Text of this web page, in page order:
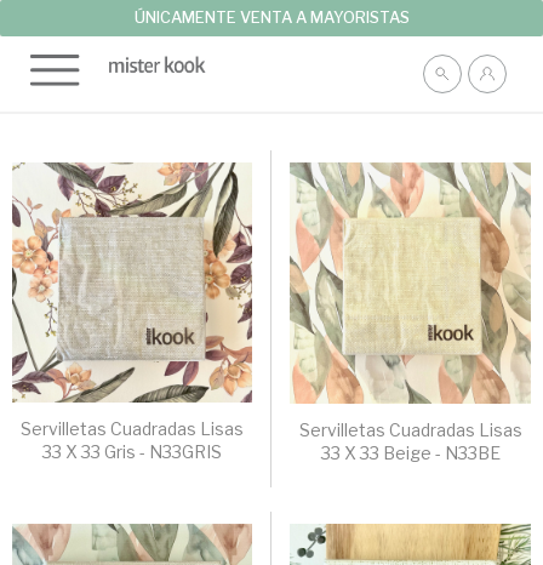
ÚNICAMENTE VENTA A MAYORISTAS
Servilletas Cuadradas Lisas
33 X 33 Gris - N33GRIS
Servilletas Cuadradas Lisas
33 X 33 Beige - N33BE